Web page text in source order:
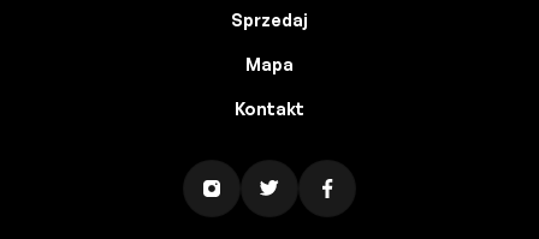
Sprzedaj
Mapa
Kontakt